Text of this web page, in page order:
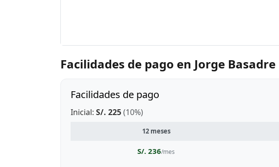
Facilidades de pago en Jorge Basadre
Facilidades de pago
Inicial: S/. 225(10%)
12 meses
S/. 236/mes